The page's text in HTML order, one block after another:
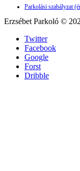
Parkolási szabályzat
Erzsébet Parkoló ©
Twitter
Facebook
Google
Forst
Dribble